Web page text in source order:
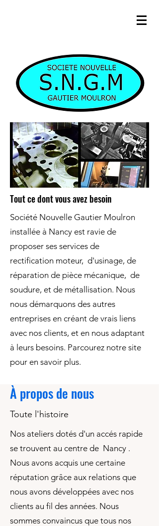
Tout ce dont vous avez besoin
Société Nouvelle Gautier Moulron
installée à Nancy est ravie de
proposer ses services de
rectification moteur, d'usinage, de
réparation de pièce mécanique, de
soudure, et de métallisation. Nous
nous démarquons des autres
entreprises en créant de vrais liens
avec nos clients, et en nous adaptant
à leurs besoins. Parcourez notre site
pour en savoir plus.
À propos de nous
Toute l'histoire
Nos ateliers dotés d'un accés rapide
se trouvent au centre de Nancy .
Nous avons acquis une certaine
réputation grâce aux relations que
nous avons développées avec nos
clients au fil des années. Nous
sommes convaincus que tous nos